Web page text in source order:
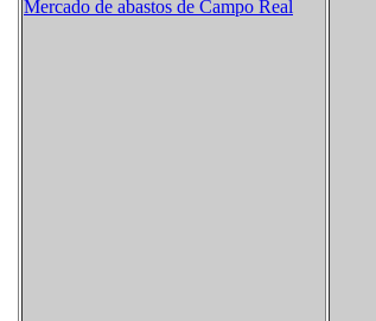
Mercado de abastos de Campo Real